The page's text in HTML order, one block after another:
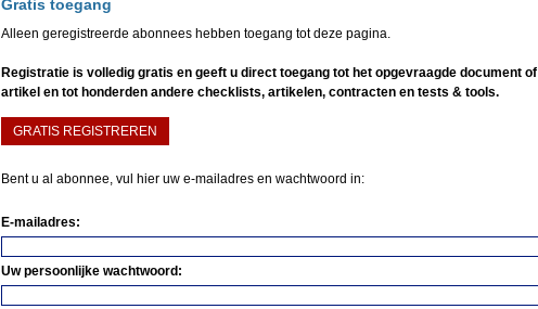
Gratis toegang
Alleen geregistreerde abonnees hebben toegang tot deze pagina.
Registratie is volledig gratis en geeft u direct toegang tot het opgevraagde document of
artikel en tot honderden andere checklists, artikelen, contracten en tests & tools.
GRATIS REGISTREREN
Bent u al abonnee, vul hier uw e-mailadres en wachtwoord in:
E-mailadres:
Uw persoonlijke wachtwoord: